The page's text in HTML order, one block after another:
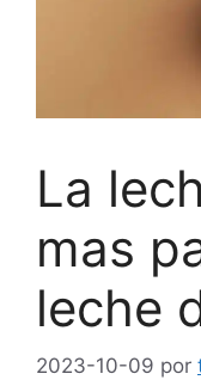
La
mas
leche
2023-10-09 por